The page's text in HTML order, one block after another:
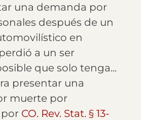
una demanda por
después de un
en
a un ser
que solo tenga...
presentar una
muerte por
CO. Rev. Stat. § 13-